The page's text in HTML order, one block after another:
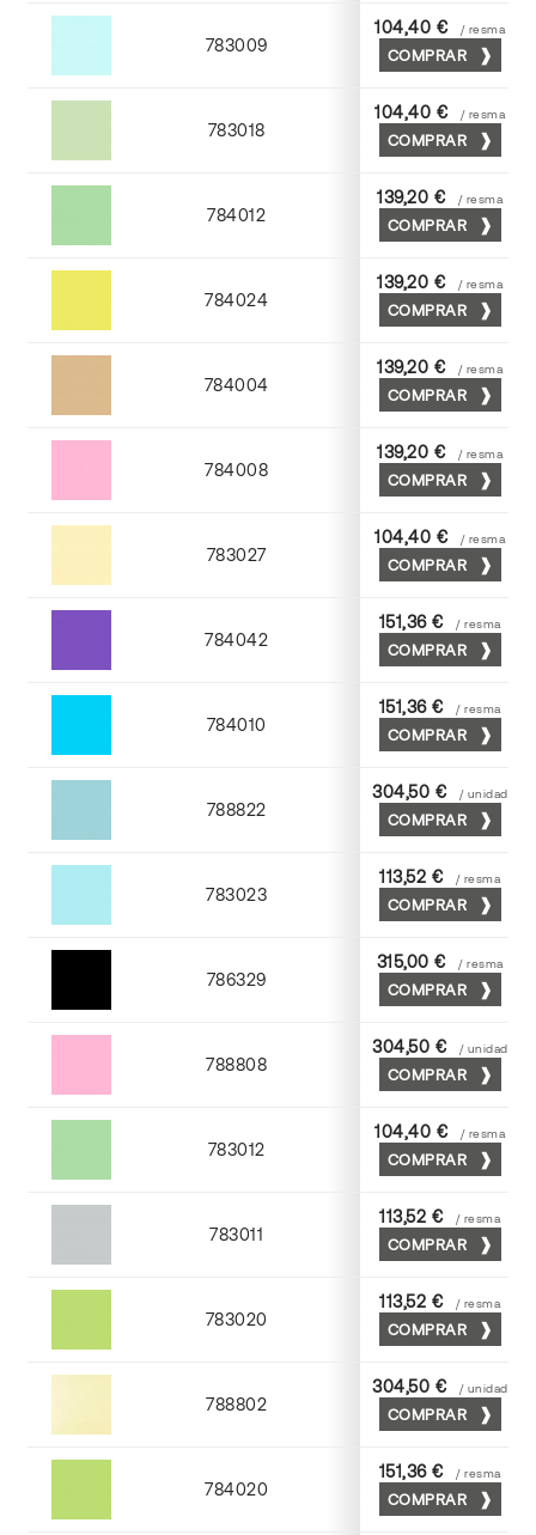
783009
Azul
104,40 € / resma
COMPRAR
783018
Verde
104,40 € / resma
COMPRAR
784012
Nilo
139,20 € / resma
COMPRAR
784024
Cromo
139,20 € / resma
COMPRAR
784004
Moka
139,20 € / resma
COMPRAR
784008
Coral
139,20 € / resma
COMPRAR
783027
Tostado
104,40 € / resma
COMPRAR
784042
Viola
151,36 € / resma
COMPRAR
784010
Mediterraneo
151,36 € / resma
COMPRAR
788822
Turquesa
304,50 € / unidad
COMPRAR
783023
Atlantic
113,52 € / resma
COMPRAR
786329
Negro
315,00 € / resma
COMPRAR
788808
Coral
304,50 € / unidad
COMPRAR
783012
Nilo
104,40 € / resma
COMPRAR
783011
Cendra
113,52 € / resma
COMPRAR
783020
Gespa
113,52 € / resma
COMPRAR
788802
Crema
304,50 € / unidad
COMPRAR
784020
Gespa
151,36 € / resma
COMPRAR